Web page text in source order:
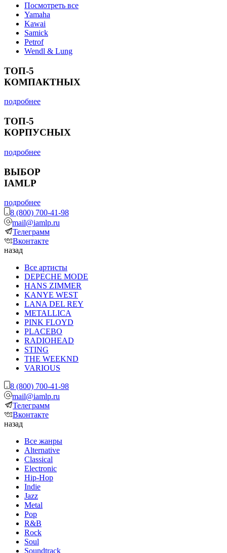
Посмотреть все
Yamaha
Kawai
Samick
Petrof
Wendl & Lung
ТОП-5
КОМПАКТНЫХ
подробнее
ТОП-5
КОРПУСНЫХ
подробнее
ВЫБОР
IAMLP
подробнее
8 (800) 700-41-98
mail@iamlp.ru
Телеграмм
Вконтакте
назад
Все артисты
DEPECHE MODE
HANS ZIMMER
KANYE WEST
LANA DEL REY
METALLICA
PINK FLOYD
PLACEBO
RADIOHEAD
STING
THE WEEKND
VARIOUS
8 (800) 700-41-98
mail@iamlp.ru
Телеграмм
Вконтакте
назад
Все жанры
Alternative
Classical
Electronic
Hip-Hop
Indie
Jazz
Metal
Pop
R&B
Rock
Soul
Soundtrack